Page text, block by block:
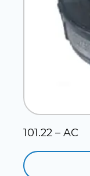
101.22 – AC